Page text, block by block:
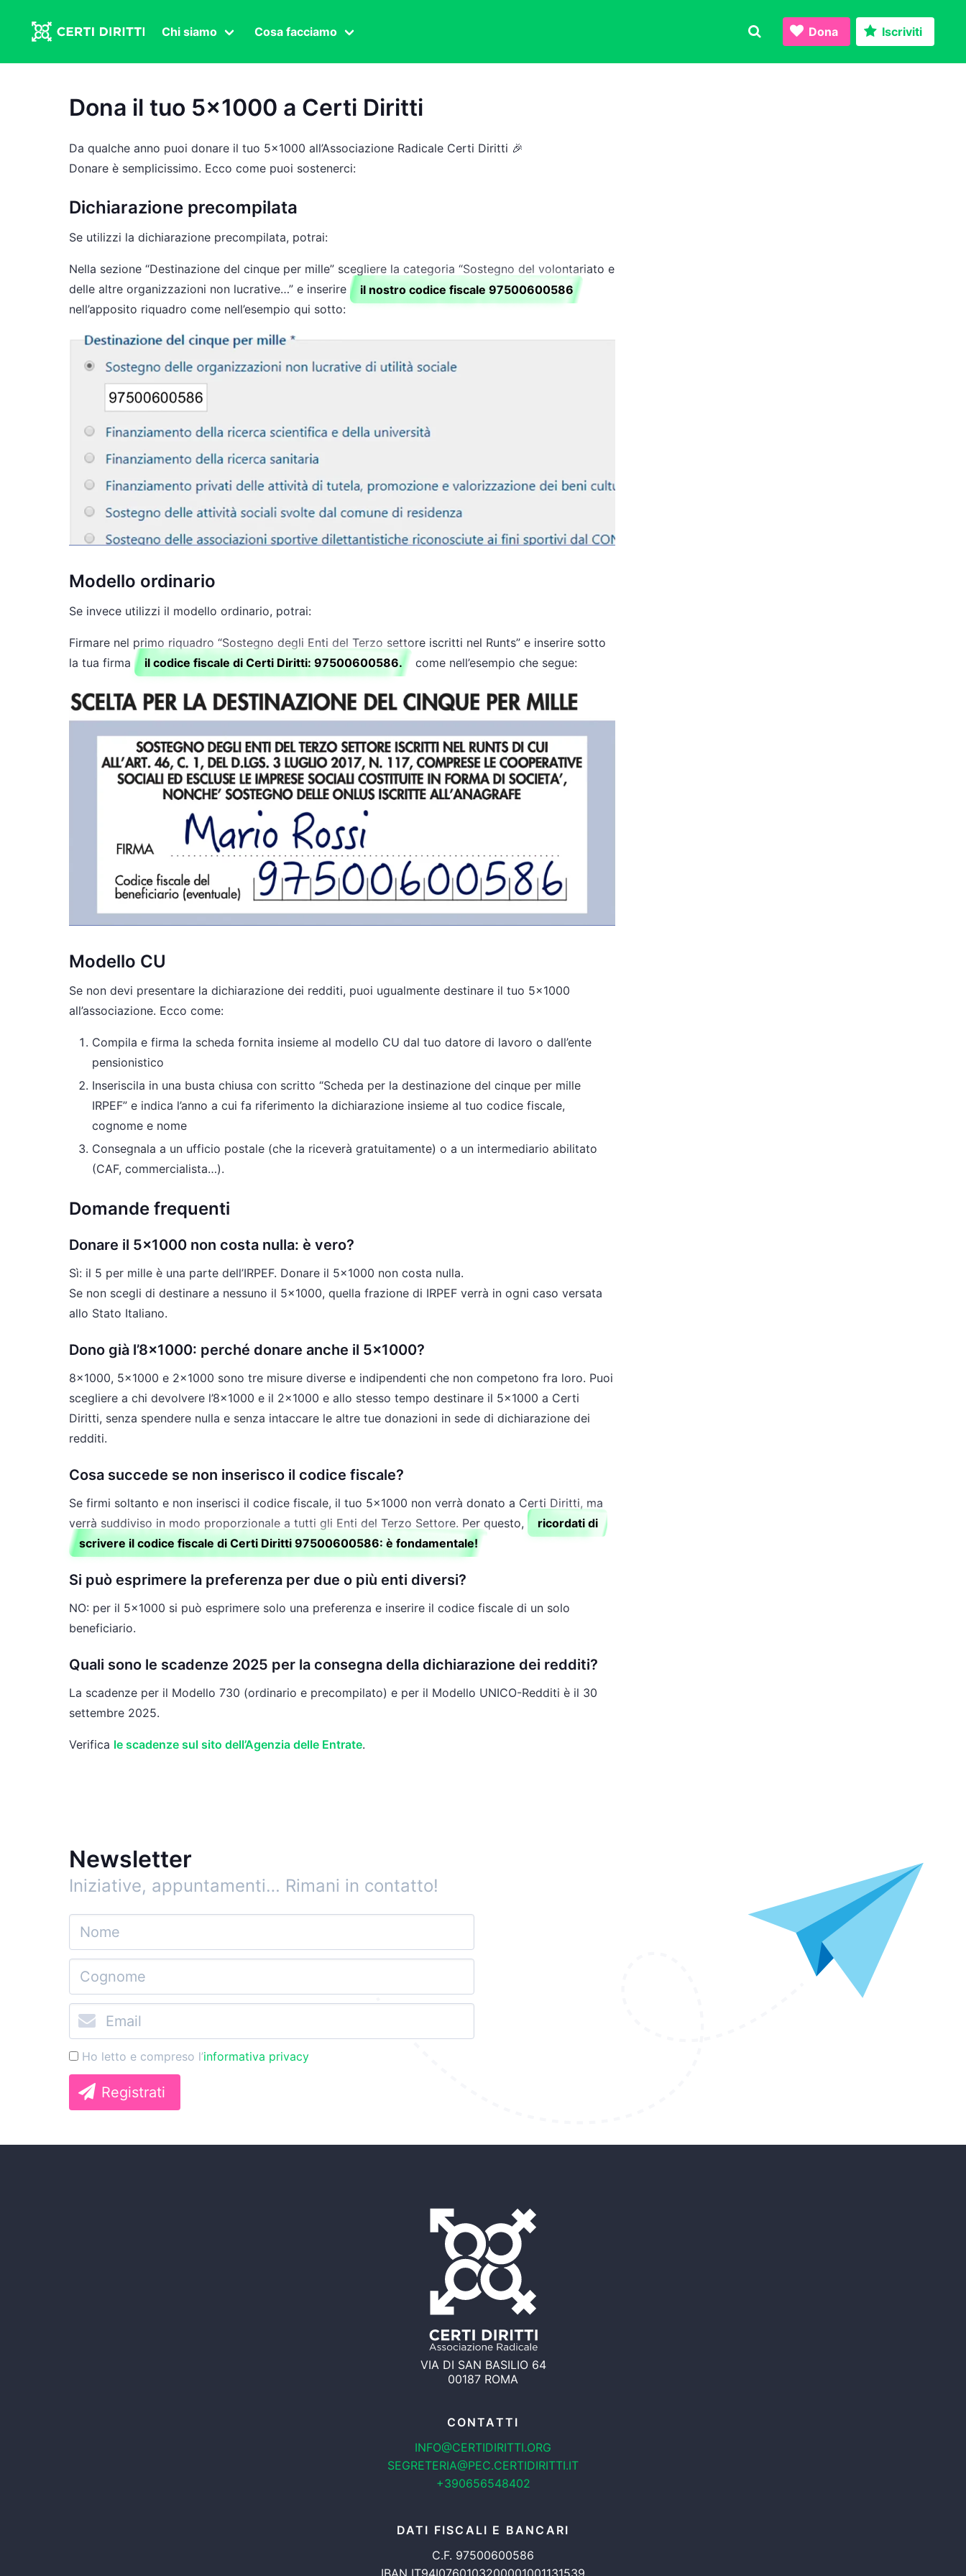
Chi siamo
Organi in carica
Cosa facciamo
Transgender
Lavoro sessuale
Transnazionale
Politica
Fuor di Pagina
Dona Iscriviti
Dona il tuo 5×1000 a Certi Diritti
Da qualche anno puoi donare il tuo 5×1000 all’Associazione Radicale Certi Diritti 🎉
Donare è semplicissimo. Ecco come puoi sostenerci:
Dichiarazione precompilata
Se utilizzi la dichiarazione precompilata, potrai:
Nella sezione “Destinazione del cinque per mille” scegliere la categoria “Sostegno del volontariato e
delle altre organizzazioni non lucrative…” e inserire
il nostro codice fiscale 97500600586
nell’apposito riquadro come nell’esempio qui sotto:
Modello ordinario
Se invece utilizzi il modello ordinario, potrai:
Firmare nel primo riquadro “Sostegno degli Enti del Terzo settore iscritti nel Runts” e inserire sotto
la tua firma
il codice fiscale di Certi Diritti: 97500600586. come nell’esempio che segue:
Modello CU
Se non devi presentare la dichiarazione dei redditi, puoi ugualmente destinare il tuo 5×1000
all’associazione. Ecco come:
Compila e firma la scheda fornita insieme al modello CU dal tuo datore di lavoro o dall’ente
pensionistico
Inseriscila in una busta chiusa con scritto “Scheda per la destinazione del cinque per mille
IRPEF” e indica l’anno a cui fa riferimento la dichiarazione insieme al tuo codice fiscale,
cognome e nome
Consegnala a un ufficio postale (che la riceverà gratuitamente) o a un intermediario abilitato
(CAF, commercialista…).
Domande frequenti
Donare il 5×1000 non costa nulla: è vero?
Sì: il 5 per mille è una parte dell’IRPEF. Donare il 5×1000 non costa nulla.
Se non scegli di destinare a nessuno il 5×1000, quella frazione di IRPEF verrà in ogni caso versata
allo Stato Italiano.
Dono già l’8×1000: perché donare anche il 5×1000?
8×1000, 5×1000 e 2×1000 sono tre misure diverse e indipendenti che non competono fra loro. Puoi
scegliere a chi devolvere l’8×1000 e il 2×1000 e allo stesso tempo destinare il 5×1000 a Certi
Diritti, senza spendere nulla e senza intaccare le altre tue donazioni in sede di dichiarazione dei
redditi.
Cosa succede se non inserisco il codice fiscale?
Se firmi soltanto e non inserisci il codice fiscale, il tuo 5×1000 non verrà donato a Certi Diritti, ma
verrà suddiviso in modo proporzionale a tutti gli Enti del Terzo Settore. Per questo,
ricordati di
scrivere il codice fiscale di Certi Diritti 97500600586: è fondamentale!
Si può esprimere la preferenza per due o più enti diversi?
NO: per il 5×1000 si può esprimere solo una preferenza e inserire il codice fiscale di un solo
beneficiario.
Quali sono le scadenze 2025 per la consegna della dichiarazione dei redditi?
La scadenze per il Modello 730 (ordinario e precompilato) e per il Modello UNICO-Redditi è il 30
settembre 2025.
Verifica le scadenze sul sito dell’Agenzia delle Entrate.
Newsletter
Iniziative, appuntamenti… Rimani in contatto!
Ho letto e compreso l’informativa privacy
Registrati
VIA DI SAN BASILIO 64
00187 ROMA
CONTATTI
INFO@CERTIDIRITTI.ORG
SEGRETERIA@PEC.CERTIDIRITTI.IT
+390656548402
DATI FISCALI E BANCARI
C.F. 97500600586
IBAN IT94I0760103200001001131539